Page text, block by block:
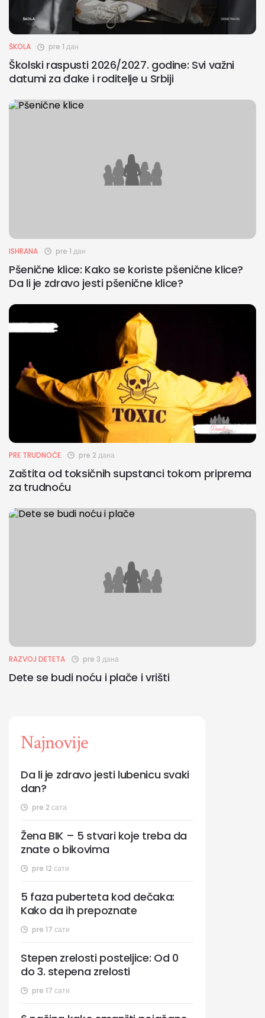
ŠKOLA pre 1 дан
Školski raspusti 2026/2027. godine: Svi važni
datumi za đake i roditelje u Srbiji
ISHRANA pre 1 дан
Pšenične klice: Kako se koriste pšenične klice?
Da li je zdravo jesti pšenične klice?
PRE TRUDNOĆE pre 2 дана
Zaštita od toksičnih supstanci tokom priprema
za trudnoću
RAZVOJ DETETA pre 3 дана
Dete se budi noću i plače i vrišti
Najnovije
pre 2 сата
Da li je zdravo jesti lubenicu svaki
dan?
pre 12 сати
Žena BIK – 5 stvari koje treba da
znate o bikovima
pre 17 сати
5 faza puberteta kod dečaka:
Kako da ih prepoznate
pre 17 сати
Stepen zrelosti posteljice: Od 0
do 3. stepena zrelosti